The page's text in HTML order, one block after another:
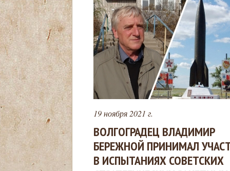
д
е
с
ь
19 ноября 2021 г.
ВОЛГОГРАДЕЦ ВЛАДИМИР
БЕРЕЖНОЙ ПРИНИМАЛ
В ИСПЫТАНИЯХ СОВЕТСКИХ